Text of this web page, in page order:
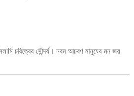
চরিত্রের সৌন্দর্য। নরম আচরণ মানুষের মন জয়